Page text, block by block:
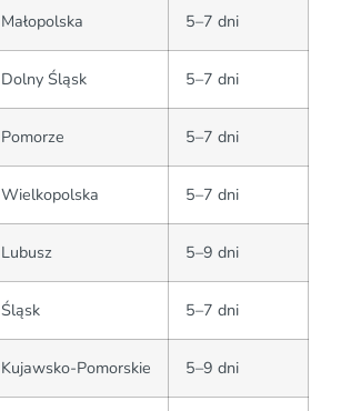
Małopolska 5–7 dni
Dolny Śląsk 5–7 dni
Pomorze 5–7 dni
Wielkopolska 5–7 dni
Lubusz 5–9 dni
Śląsk 5–7 dni
Kujawsko-Pomorskie 5–9 dni